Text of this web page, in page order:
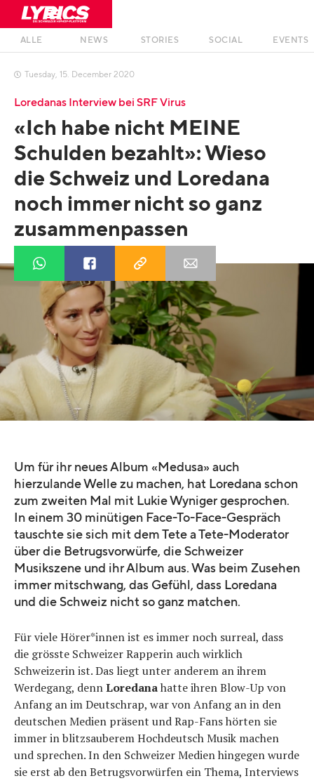
ALLE NEWS STORIES SOCIAL EVENTS
 Tuesday, 15. December 2020
Loredanas Interview bei SRF Virus
«Ich habe nicht MEINE
Schulden bezahlt»: Wieso
die Schweiz und Loredana
noch immer nicht so ganz
zusammenpassen
Quelle: YouTube | SRF Virus
Um für ihr neues Album «Medusa» auch
hierzulande Welle zu machen, hat Loredana schon
zum zweiten Mal mit Lukie Wyniger gesprochen.
In einem 30 minütigen Face-To-Face-Gespräch
tauschte sie sich mit dem Tete a Tete-Moderator
über die Betrugsvorwürfe, die Schweizer
Musikszene und ihr Album aus. Was beim Zusehen
immer mitschwang, das Gefühl, dass Loredana
und die Schweiz nicht so ganz matchen.
Für viele Hörer*innen ist es immer noch surreal, dass
die grösste Schweizer Rapperin auch wirklich
Schweizerin ist. Das liegt unter anderem an ihrem
Werdegang, dennLoredanahatte ihren Blow-Up von
Anfang an im Deutschrap, war von Anfang an in den
deutschen Medien präsent und Rap-Fans hörten sie
immer in blitzsauberem Hochdeutsch Musik machen
und sprechen. In den Schweizer Medien hingegen wurde
sie erst ab den Betrugsvorwürfen ein Thema, Interviews